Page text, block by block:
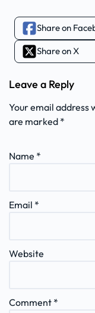
Share on
Share on X
Leave a Reply
Your email address
are marked *
Name *
Email *
Website
Comment *